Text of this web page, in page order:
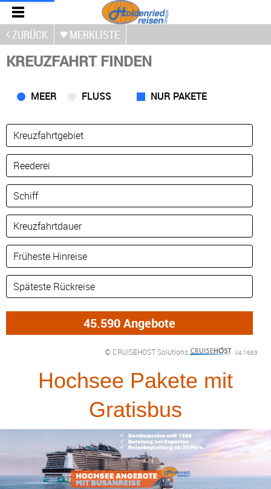
ZURÜCK MERKLISTE
KREUZFAHRT FINDEN
MEER FLUSS NUR PAKETE
© CRUISEHOST Solutions V4.1663
Hochsee Pakete mit
Gratisbus